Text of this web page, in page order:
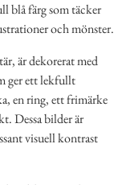
blå färg som täcker
och mönster.
är dekorerat med
ger ett lekfullt
en ring, ett frimärke
Dessa bilder är
visuell kontrast